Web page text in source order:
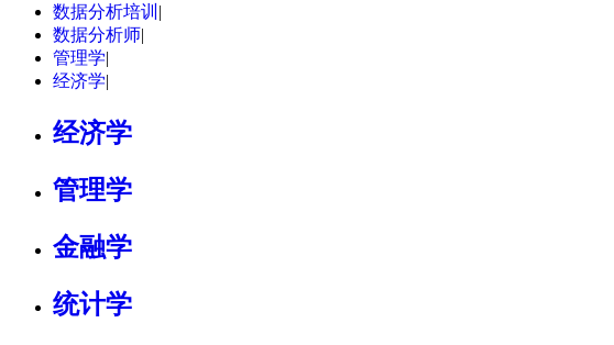
数据分析培训 |
数据分析师|
管理学|
经济学|
经济学
管理学
金融学
统计学